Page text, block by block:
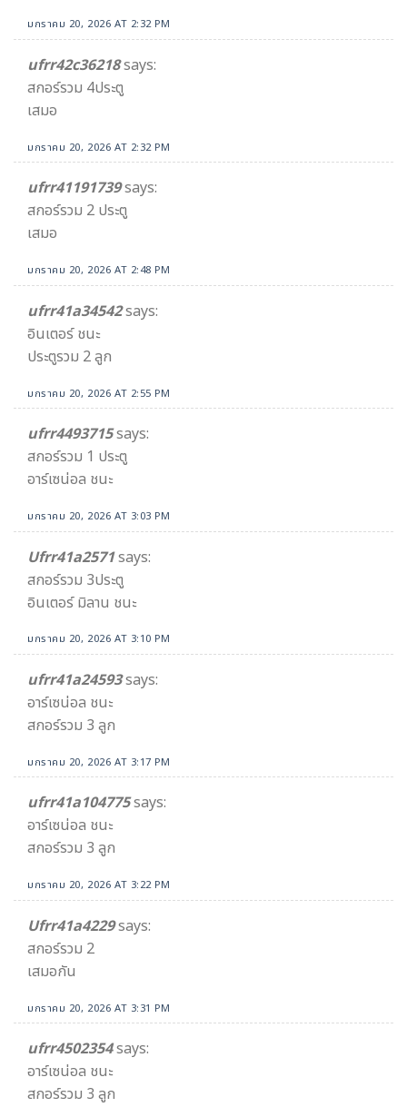
มกราคม 20, 2026 AT 2:32 PM
ufrr42c36218says:
สกอร์รวม 4ประตู
เสมอ
มกราคม 20, 2026 AT 2:32 PM
ufrr41191739says:
สกอร์รวม 2 ประตู
เสมอ
มกราคม 20, 2026 AT 2:48 PM
ufrr41a34542​says:
อินเตอร์ ชนะ
ประตูรวม 2​ ลูก
มกราคม 20, 2026 AT 2:55 PM
ufrr4493715says:
สกอร์รวม 1 ประตู
อาร์เซน่อล ชนะ
มกราคม 20, 2026 AT 3:03 PM
Ufrr41a2571says:
สกอร์รวม 3ประตู
อินเตอร์ มิลาน ชนะ
มกราคม 20, 2026 AT 3:10 PM
ufrr41a24593says:
อาร์เซน่อล ชนะ
สกอร์รวม 3 ลูก
มกราคม 20, 2026 AT 3:17 PM
ufrr41a104775says:
อาร์เซน่อล ชนะ
สกอร์รวม 3 ลูก
มกราคม 20, 2026 AT 3:22 PM
Ufrr41a4229says:
สกอร์รวม 2
เสมอกัน
มกราคม 20, 2026 AT 3:31 PM
ufrr4502354says:
อาร์เซน่อล ชนะ
สกอร์รวม 3 ลูก